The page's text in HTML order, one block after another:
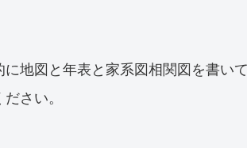
に地図と年表と家系図相関図を書い
ださい。